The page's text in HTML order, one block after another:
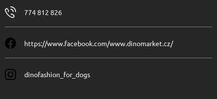
774 812 826
https://www.facebook.com/www.dinomarket.cz/
dinofashion_for_dogs